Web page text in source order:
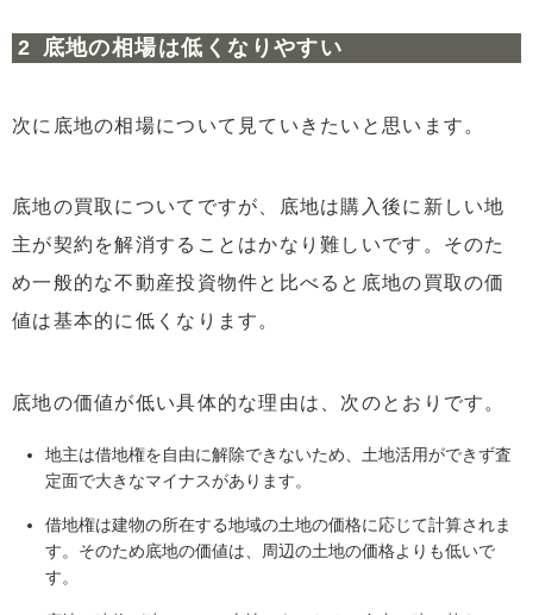
底地の相場は低くなりやすい
次に底地の相場について見ていきたいと思います。
底地の買取についてですが、底地は購入後に新しい地
主が契約を解消することはかなり難しいです。そのた
め一般的な不動産投資物件と比べると底地の買取の価
値は基本的に低くなります。
底地の価値が低い具体的な理由は、次のとおりです。
地主は借地権を自由に解除できないため、土地活用ができず査
定面で大きなマイナスがあります。
借地権は建物の所在する地域の土地の価格に応じて計算されま
す。そのため底地の価値は、周辺の土地の価格よりも低いで
す。